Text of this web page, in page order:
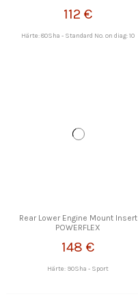
112 €
Härte: 80Sha - Standard No. on diag: 10
Rear Lower Engine Mount Insert
POWERFLEX
148 €
Härte: 90Sha - Sport